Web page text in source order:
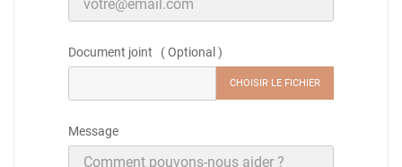
Document joint ( Optional )
CHOISIR LE FICHIER
Message